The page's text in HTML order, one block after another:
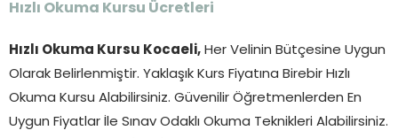
Hızlı Okuma Kursu Ücretleri
Hızlı Okuma Kursu Kocaeli, Her Velinin Bütçesine Uygun
Olarak Belirlenmiştir. Yaklaşık Kurs Fiyatına Birebir Hızlı
Okuma Kursu Alabilirsiniz. Güvenilir Öğretmenlerden En
Uygun Fiyatlar İle Sınav Odaklı Okuma Teknikleri Alabilirsiniz.